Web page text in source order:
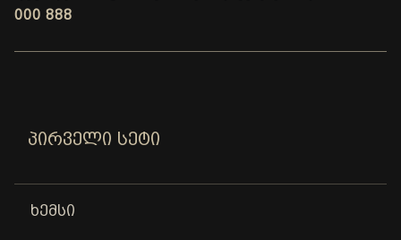
000 888
ᲞᲘᲠᲕᲔᲚᲘ ᲡᲔᲢᲘ
ᲮᲔᲛᲡᲘ